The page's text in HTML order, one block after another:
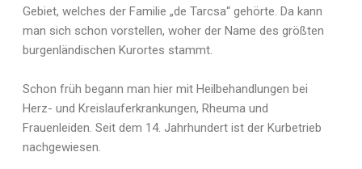
Gebiet, welches der Familie „de Tarcsa“ gehörte. Da kann
man sich schon vorstellen, woher der Name des größten
burgenländischen Kurortes stammt.
Schon früh begann man hier mit Heilbehandlungen bei
Herz- und Kreislauferkrankungen, Rheuma und
Frauenleiden. Seit dem 14. Jahrhundert ist der Kurbetrieb
nachgewiesen.